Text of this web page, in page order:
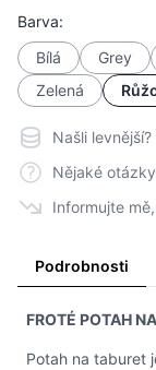
Barva:
Bílá
Grey
Zelená
Našli levnější?
Nějaké
Informujte
Podrobnosti
FROTÉ POTAH
Potah na taburet